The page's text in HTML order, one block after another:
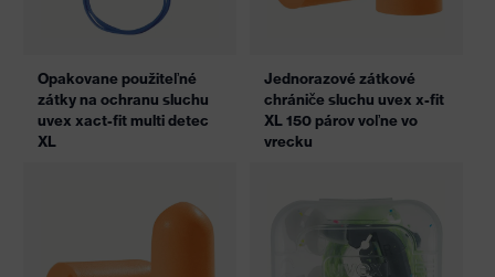
Opakovane použiteľné
zátky na ochranu sluchu
uvex xact-fit multi detec
XL
Jednorazové zátkové
chrániče sluchu uvex x-fit
XL 150 párov voľne vo
vrecku